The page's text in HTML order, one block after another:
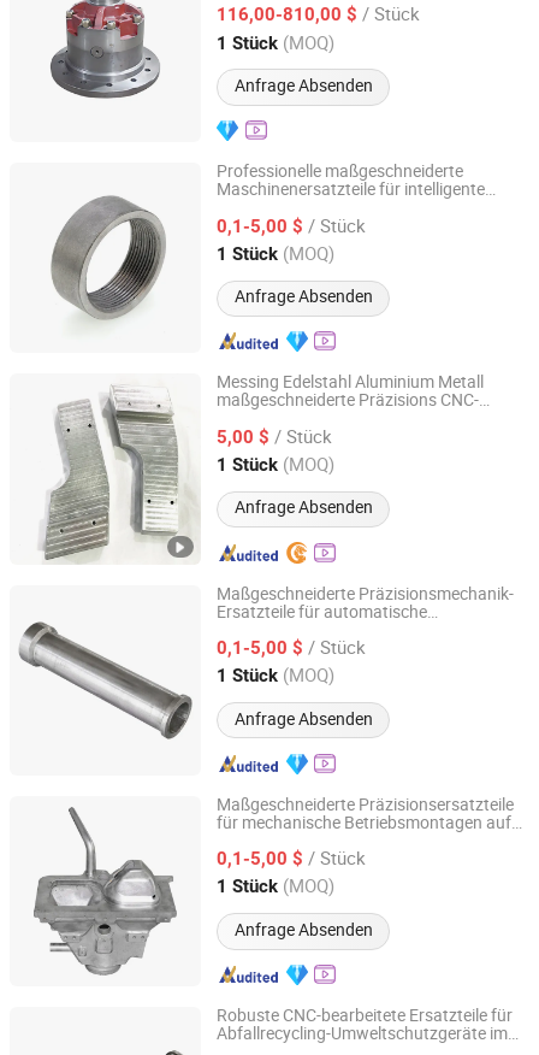
116,00-810,00 $ / Stück
1 Stück (MOQ)
Anfrage Absenden
Shandong, China Seit 2026
Professionelle maßgeschneiderte
Maschinenersatzteile für intelligente
0,1-5,00 $ / Stück
1 Stück (MOQ)
Anfrage Absenden
Qingdao Kaijiadi Machinery Technology Co., Ltd.
Shandong, China Seit 2026
Messing Edelstahl Aluminium Metall
maßgeschneiderte Präzisions CNC-
Ersatzteile für die Medizinindustrie
Elektronik Auto Zubehör
5,00 $ / Stück
1 Stück (MOQ)
Anfrage Absenden
Shenzhen Jiahao Xinda Technology Co., Ltd.
Guangdong, China Seit 2017
Maßgeschneiderte Präzisionsmechanik-
Ersatzteile für automatische
0,1-5,00 $ / Stück
1 Stück (MOQ)
Anfrage Absenden
Qingdao Kaijiadi Machinery Technology Co., Ltd.
Shandong, China Seit 2026
Maßgeschneiderte Präzisionsersatzteile
für mechanische Betriebsmontagen auf
0,1-5,00 $ / Stück
1 Stück (MOQ)
Anfrage Absenden
Qingdao Kaijiadi Machinery Technology Co., Ltd.
Shandong, China Seit 2026
Robuste CNC-bearbeitete Ersatzteile für
Abfallrecycling-Umweltschutzgeräte im
Qingdao Kaijiadi Machinery Technology Co., Ltd.